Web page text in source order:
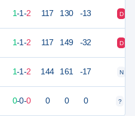
1-1-2 117 130 -13 D
1-1-2 117 149 -32 D
1-1-2 144 161 -17 N
0-0-0 0 0 0 ?